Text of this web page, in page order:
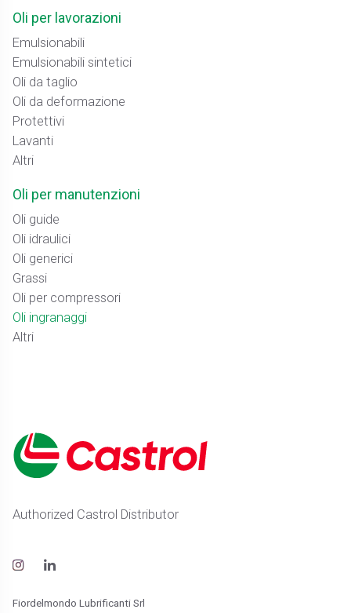
Oli per lavorazioni
Emulsionabili
Emulsionabili sintetici
Oli da taglio
Oli da deformazione
Protettivi
Lavanti
Altri
Oli per manutenzioni
Oli guide
Oli idraulici
Oli generici
Grassi
Oli per compressori
Oli ingranaggi
Altri
Authorized Castrol Distributor
Fiordelmondo Lubrificanti Srl